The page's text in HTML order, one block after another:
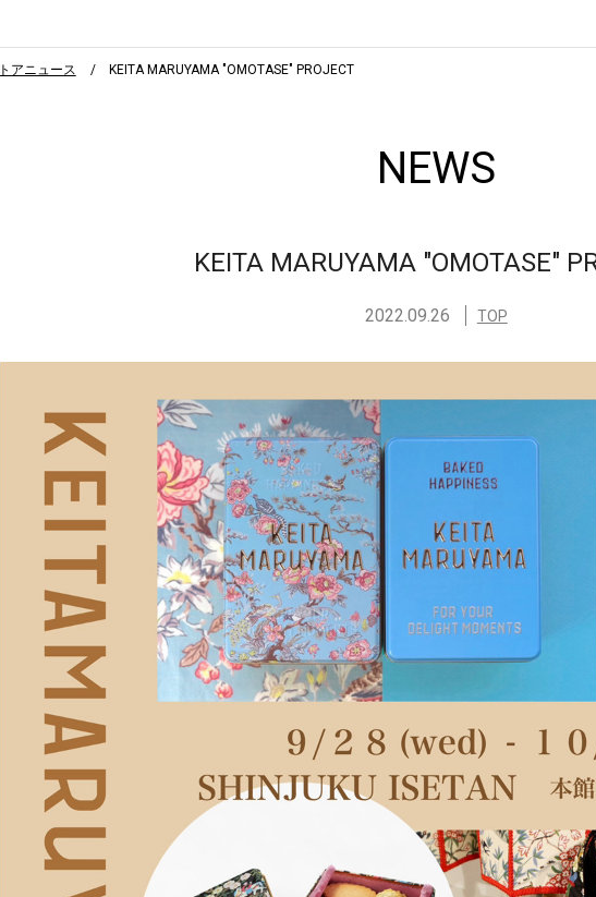
アニュース KEITA MARUYAMA "OMOTASE" PROJECT
NEWS
KEITA MARUYAMA "OMOTASE"
2022.09.26 TOP